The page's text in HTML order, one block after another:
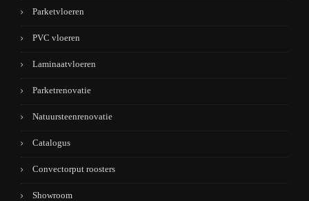
Parketvloeren
PVC vloeren
Laminaatvloeren
Parketrenovatie
Natuursteenrenovatie
Catalogus
Convectorput roosters
Showroom